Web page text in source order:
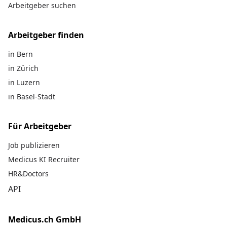
Arbeitgeber suchen
Arbeitgeber finden
in Bern
in Zürich
in Luzern
in Basel-Stadt
Für Arbeitgeber
Job publizieren
Medicus KI Recruiter
HR&Doctors
API
Medicus.ch GmbH